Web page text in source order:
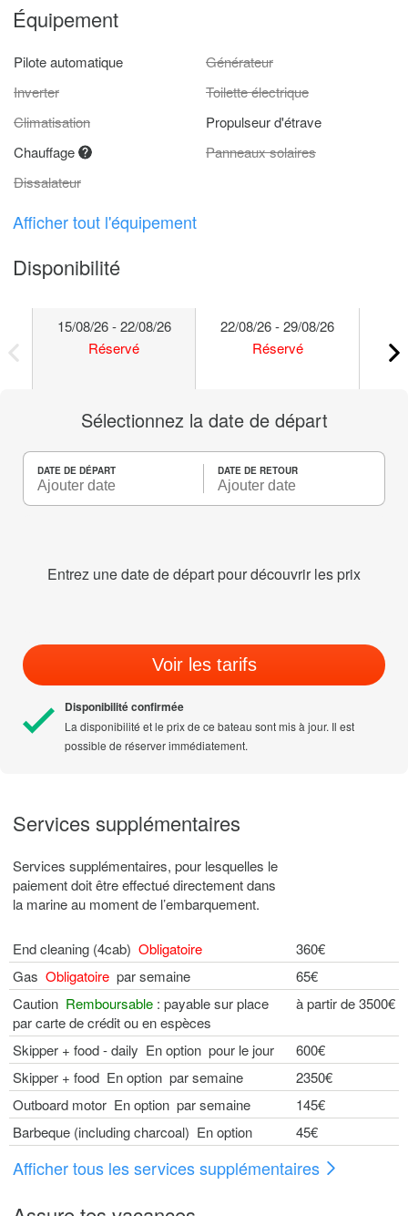
Équipement
Pilote automatique
Générateur
Inverter
Toilette électrique
Climatisation
Propulseur d'étrave
Chauffage
Panneaux solaires
Dissalateur
Afficher tout l'équipement
Disponibilité
15/08/26 - 22/08/26
Réservé
22/08/26 - 29/08/26
Réservé
Sélectionnez la date de départ
DATE DE DÉPART DATE DE RETOUR
Entrez une date de départ pour découvrir les prix
Voir les tarifs
Disponibilité confirmée
La disponibilité et le prix de ce bateau sont mis à jour. Il est
possible de réserver immédiatement.
Services supplémentaires
Services supplémentaires, pour lesquelles le
paiement doit être effectué directement dans
la marine au moment de l’embarquement.
End cleaning (4cab) Obligatoire
360€
Gas Obligatoire par semaine
65€
Caution Remboursable : payable sur place
par carte de crédit ou en espèces
à partir de 3500€
Skipper + food - daily En option pour le jour
600€
Skipper + food En option par semaine
2350€
Outboard motor En option par semaine
145€
Barbeque (including charcoal) En option
45€
Afficher tous les services supplémentaires